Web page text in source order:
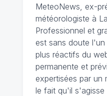
MeteoNews, ex-
météorologiste à
Professionnel et
est sans doute
plus réactifs du
permanente et
expertisées par un
le fait qu'il s'agisse